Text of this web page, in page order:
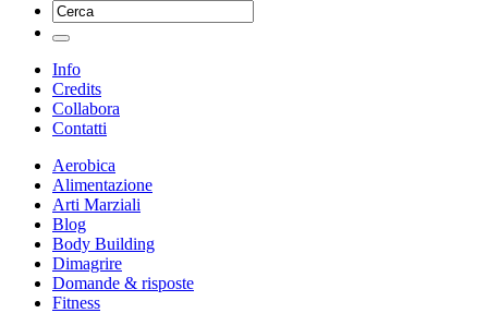
Info
Credits
Collabora
Contatti
Aerobica
Alimentazione
Arti Marziali
Blog
Body Building
Dimagrire
Domande & risposte
Fitness